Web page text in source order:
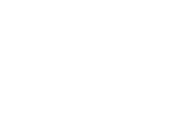
Replica 1:1 APWF